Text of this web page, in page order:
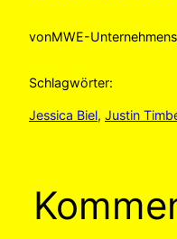
vonMWE-
Schlagwörter:
Jessica Biel, Justin